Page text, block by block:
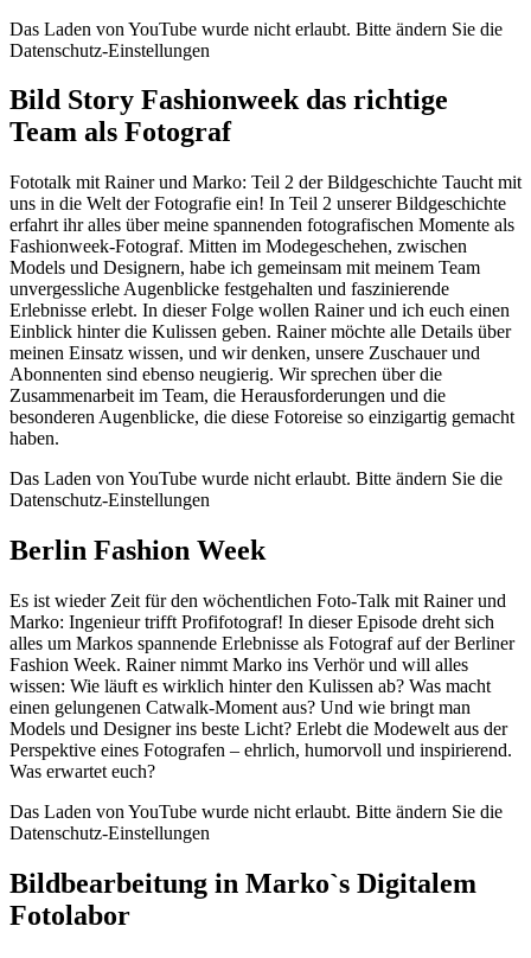
Das Laden von YouTube wurde nicht erlaubt. Bitte ändern Sie die
Datenschutz-Einstellungen
Bild Story Fashionweek das richtige
Team als Fotograf
Fototalk mit Rainer und Marko: Teil 2 der Bildgeschichte Taucht mit
uns in die Welt der Fotografie ein! In Teil 2 unserer Bildgeschichte
erfahrt ihr alles über meine spannenden fotografischen Momente als
Fashionweek-Fotograf. Mitten im Modegeschehen, zwischen
Models und Designern, habe ich gemeinsam mit meinem Team
unvergessliche Augenblicke festgehalten und faszinierende
Erlebnisse erlebt. In dieser Folge wollen Rainer und ich euch einen
Einblick hinter die Kulissen geben. Rainer möchte alle Details über
meinen Einsatz wissen, und wir denken, unsere Zuschauer und
Abonnenten sind ebenso neugierig. Wir sprechen über die
Zusammenarbeit im Team, die Herausforderungen und die
besonderen Augenblicke, die diese Fotoreise so einzigartig gemacht
haben.
Das Laden von YouTube wurde nicht erlaubt. Bitte ändern Sie die
Datenschutz-Einstellungen
Berlin Fashion Week
Es ist wieder Zeit für den wöchentlichen Foto-Talk mit Rainer und
Marko: Ingenieur trifft Profifotograf! In dieser Episode dreht sich
alles um Markos spannende Erlebnisse als Fotograf auf der Berliner
Fashion Week. Rainer nimmt Marko ins Verhör und will alles
wissen: Wie läuft es wirklich hinter den Kulissen ab? Was macht
einen gelungenen Catwalk-Moment aus? Und wie bringt man
Models und Designer ins beste Licht? Erlebt die Modewelt aus der
Perspektive eines Fotografen – ehrlich, humorvoll und inspirierend.
Was erwartet euch?
Das Laden von YouTube wurde nicht erlaubt. Bitte ändern Sie die
Datenschutz-Einstellungen
Bildbearbeitung in Marko`s Digitalem
Fotolabor